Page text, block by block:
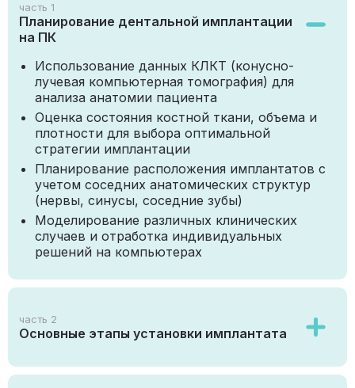
часть 1
Планирование дентальной имплантации
на ПК
Использование данных КЛКТ (конусно-
лучевая компьютерная томография) для
анализа анатомии пациента
Оценка состояния костной ткани, объема и
плотности для выбора оптимальной
стратегии имплантации
Планирование расположения имплантатов с
учетом соседних анатомических структур
(нервы, синусы, соседние зубы)
Моделирование различных клинических
случаев и отработка индивидуальных
решений на компьютерах
часть 2
Основные этапы установки имплантата